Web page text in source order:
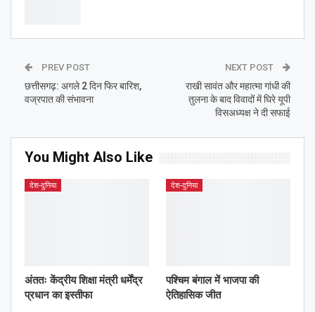
PREV POST
छत्तीसगढ़: अगले 2 दिन फिर बारिश,
वज्रपात की संभावना
NEXT POST
राखी सावंत और महात्मा गांधी की
तुलना के बाद विवादों में घिरे यूपी
विसअध्यक्ष ने दी सफाई
You Might Also Like
देश-दुनिया
अंततः केंद्रीय शिक्षा मंत्री धर्मेंद्र
प्रधान का इस्तीफा
देश-दुनिया
पश्चिम बंगाल में भाजपा की
ऐतिहासिक जीत